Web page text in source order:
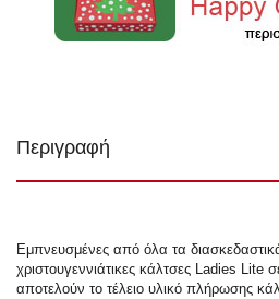
Περιγραφή
Εμπνευσμένες από όλα τα
χριστουγεννιάτικες κάλτσες Ladies Lite
αποτελούν το τέλειο υλικό πλήρωσης